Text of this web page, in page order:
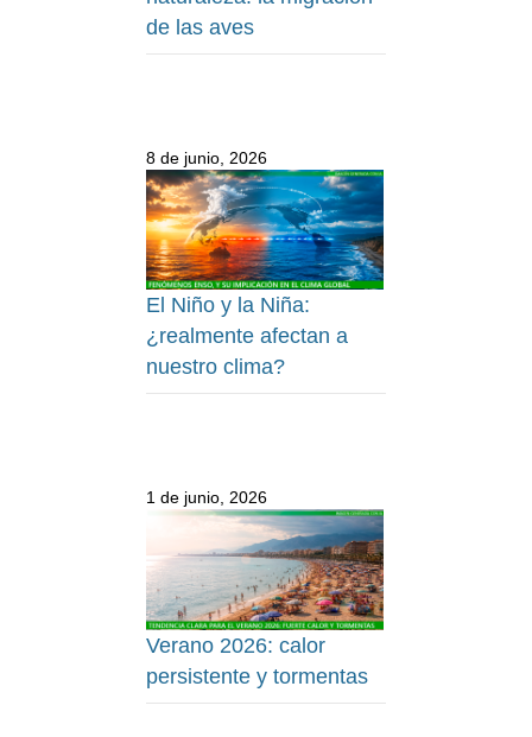
de las aves
8 de junio, 2026
El Niño y la Niña:
¿realmente afectan a
nuestro clima?
1 de junio, 2026
Verano 2026: calor
persistente y tormentas